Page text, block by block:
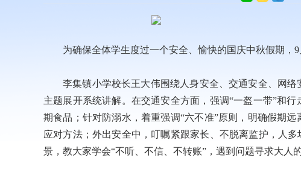
为确保全体学生度过一个安全、愉快的国庆中秋假期，
李集镇小学校长王大伟围绕人身安全、交通安全、网
主题展开系统讲解。在交通安全方面，强调“一盔一带”和
期食品；针对防溺水，着重强调“六不准”原则，明确假期
应对方法；外出安全中，叮嘱紧跟家长、不脱离监护，人
景，教大家学会“不听、不信、不转账”，遇到问题寻求大人的